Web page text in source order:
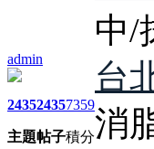
admin
2435
主題
2435
帖子
7359
積分
中/
台
消